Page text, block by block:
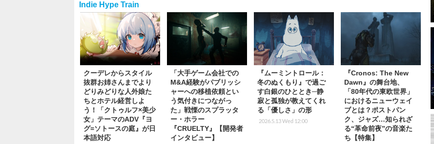
Indie Hype Train
クーデレからスタイル
抜群お姉さんまでより
どりみどりな人外娘た
ちとホテル経営しよ
う！「クトゥルフ×美少
女」テーマのADV『ヨ
グ=ソトースの庭』が日
本語対応
「大手ゲーム会社での
M&A経験がパブリッシ
ャーへの移植依頼とい
う気付きにつながっ
た」戦慄のスプラッタ
ー・ホラー
『CRUELTY』【開発者
インタビュー】
『ムーミントロール：
冬のぬくもり』で過ご
す白銀のひととき─静
寂と孤独が教えてくれ
る「優しさ」の形
2026.5.13 Wed 12:00
『Cronos: The New
Dawn』の舞台地、
「80年代の東欧世界」
におけるニューウェイ
ブとは？ポストパン
ク、ジャズ…知られざ
る“革命前夜”の音楽た
ち【特集】